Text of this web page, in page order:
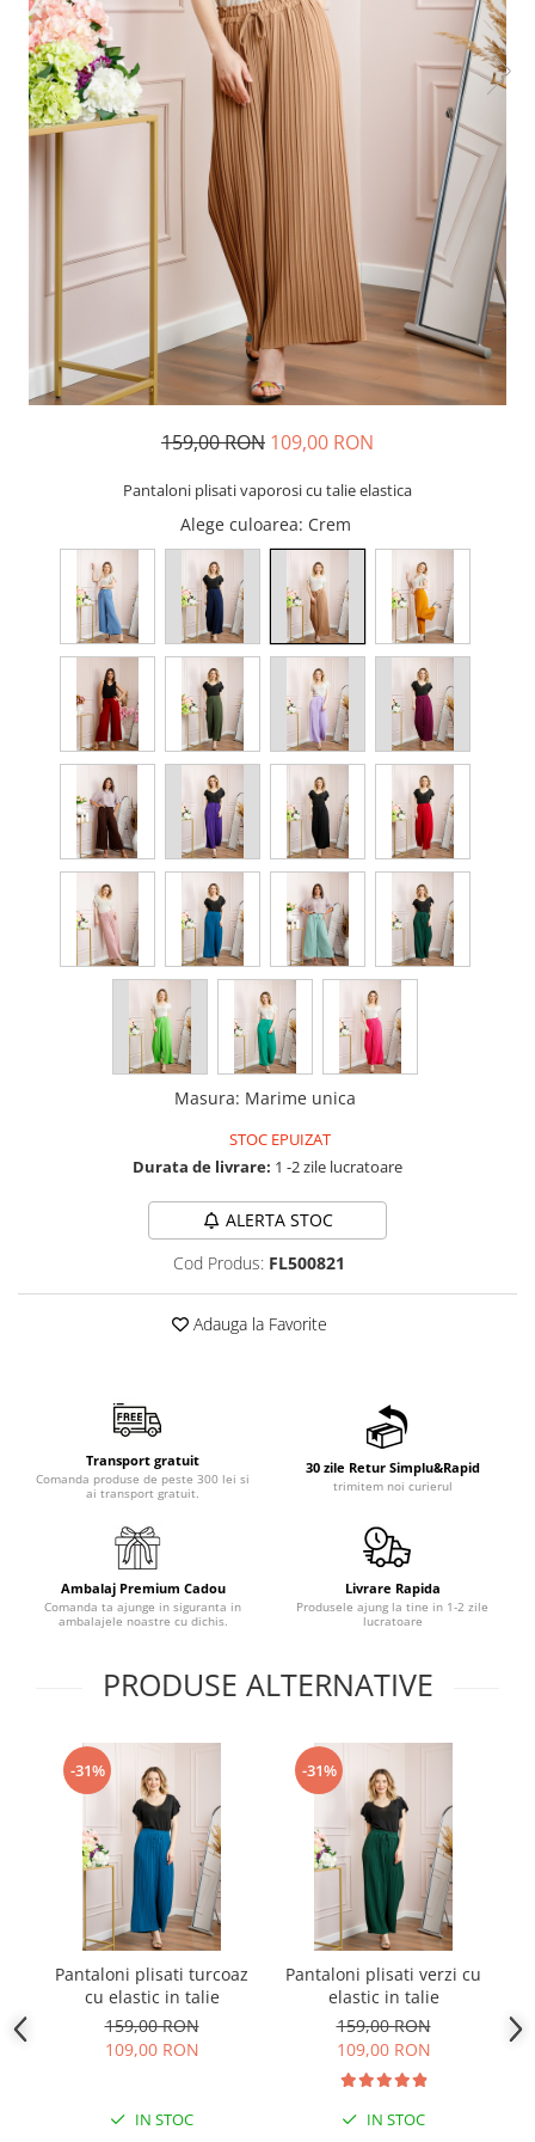
159,00 RON 109,00 RON
Pantaloni plisati vaporosi cu talie elastica
Alege culoarea: Crem
Masura: Marime unica
STOC EPUIZAT
Durata de livrare: 1 -2 zile lucratoare
ALERTA STOC
Cod Produs: FL500821
Adauga la Favorite
Transport gratuit
Comanda produse de peste 300 lei si
ai transport gratuit.
30 zile Retur Simplu&Rapid
trimitem noi curierul
Ambalaj Premium Cadou
Comanda ta ajunge in siguranta in
ambalajele noastre cu dichis.
Livrare Rapida
Produsele ajung la tine in 1-2 zile
lucratoare
PRODUSE ALTERNATIVE
-31%
Pantaloni plisati turcoaz
cu elastic in talie
159,00 RON
109,00 RON
IN STOC
-31%
Pantaloni plisati verzi cu
elastic in talie
159,00 RON
109,00 RON
IN STOC